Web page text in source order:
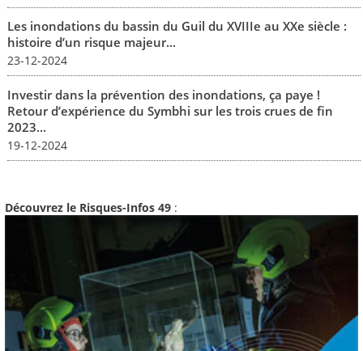
Les inondations du bassin du Guil du XVIIIe au XXe siècle :
histoire d’un risque majeur...
23-12-2024
Investir dans la prévention des inondations, ça paye !
Retour d’expérience du Symbhi sur les trois crues de fin
2023...
19-12-2024
Découvrez le Risques-Infos 49 :